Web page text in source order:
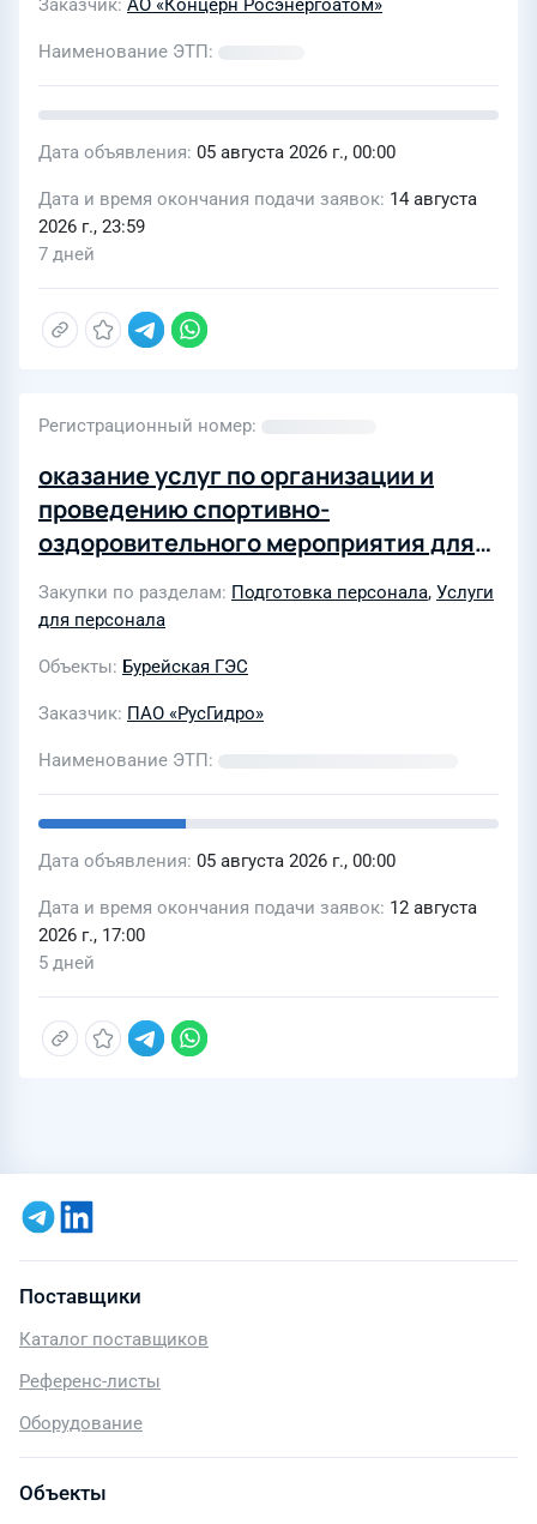
Заказчик АО «Концерн Росэнергоатом»
Наименование ЭТП
Дата объявления 05 августа 2026 г., 00:00
Дата и время окончания подачи заявок 14 августа
2026 г., 23:59
7 дней
Регистрационный номер
оказание услуг по организации и
проведению спортивно-
оздоровительного мероприятия для
здоровья»
Закупки по разделам Подготовка персонала, Услуги
для персонала
Объекты Бурейская ГЭС
Заказчик ПАО «РусГидро»
Наименование ЭТП
Дата объявления 05 августа 2026 г., 00:00
Дата и время окончания подачи заявок 12 августа
2026 г., 17:00
5 дней
Поставщики
Каталог поставщиков
Референс-листы
Оборудование
Объекты